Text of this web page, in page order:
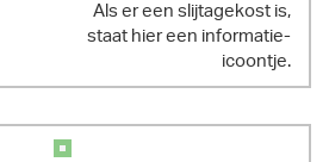
Als er een slijtagekost is,
staat hier een informatie-
icoontje.